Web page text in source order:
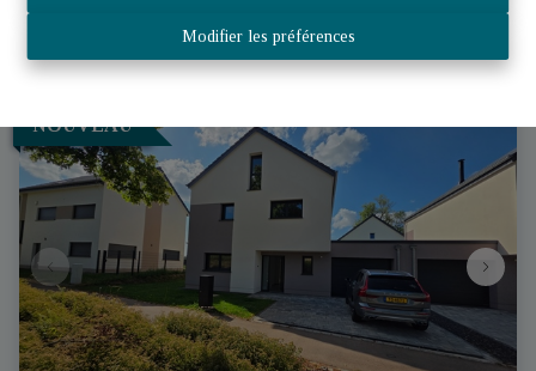
Modifier les préférences
NOUVEAU